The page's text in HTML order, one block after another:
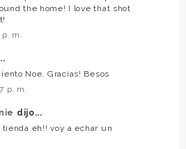
the home! I love that shot
m.
Noe. Gracias! Besos
p. m.
dijo...
eh!! voy a echar un